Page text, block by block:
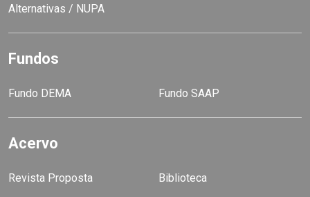
Alternativas / NUPA
Fundos
Fundo DEMA Fundo SAAP
Acervo
Revista Proposta
Biblioteca